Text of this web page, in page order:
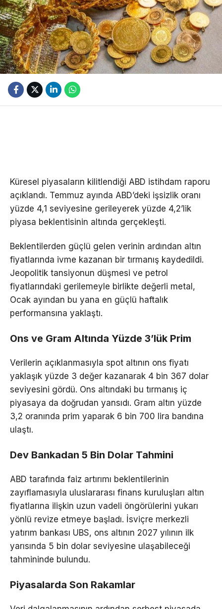
Küresel piyasaların kilitlendiği ABD istihdam raporu
açıklandı. Temmuz ayında ABD’deki işsizlik oranı
yüzde 4,1 seviyesine gerileyerek yüzde 4,2’lik
piyasa beklentisinin altında gerçekleşti.
Beklentilerden güçlü gelen verinin ardından altın
fiyatlarında ivme kazanan bir tırmanış kaydedildi.
Jeopolitik tansiyonun düşmesi ve petrol
fiyatlarındaki gerilemeyle birlikte değerli metal,
Ocak ayından bu yana en güçlü haftalık
performansına yaklaştı.
Ons ve Gram Altında Yüzde 3’lük Prim
Verilerin açıklanmasıyla spot altının ons fiyatı
yaklaşık yüzde 3 değer kazanarak 4 bin 367 dolar
seviyesini gördü. Ons altındaki bu tırmanış iç
piyasaya da doğrudan yansıdı. Gram altın yüzde
3,2 oranında prim yaparak 6 bin 700 lira bandına
ulaştı.
Dev Bankadan 5 Bin Dolar Tahmini
ABD tarafında faiz artırımı beklentilerinin
zayıflamasıyla uluslararası finans kuruluşları altın
fiyatlarına ilişkin uzun vadeli öngörülerini yukarı
yönlü revize etmeye başladı. İsviçre merkezli
yatırım bankası UBS, ons altının 2027 yılının ilk
yarısında 5 bin dolar seviyesine ulaşabileceği
tahmininde bulundu.
Piyasalarda Son Rakamlar